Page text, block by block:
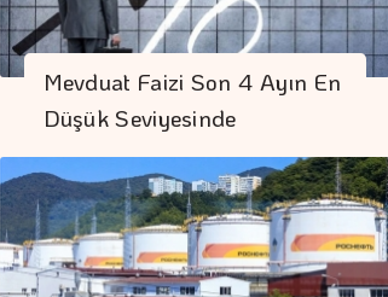
Mevduat Faizi Son 4 Ayın En
Düşük Seviyesinde
Dolar 47.70 Liradan
Açıldı
Hazine Haftaya 3
Yeniden İhraç Ve 1
Doğrudan Satış
Gerçekleştirecek
Doğru Boya Seçimi